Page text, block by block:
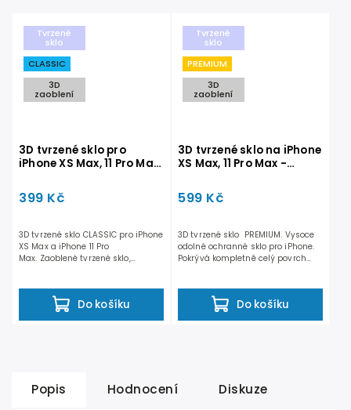
Tvrzené
sklo
CLASSIC
3D
zaoblení
3D tvrzené sklo pro
iPhone XS Max, 11 Pro Max
399 Kč
Do košíku
3D tvrzené sklo CLASSIC pro iPhone
XS Max a iPhone 11 Pro
Max. Zaoblené tvrzené sklo,
Tvrzené
sklo
PREMIUM
3D
zaoblení
3D tvrzené sklo na iPhone
XS Max, 11 Pro Max -
599 Kč
Do košíku
3D tvrzené sklo PREMIUM. Vysoce
odolné ochranné sklo pro iPhone.
Pokrývá kompletně celý povrch
Popis Hodnocení Diskuze